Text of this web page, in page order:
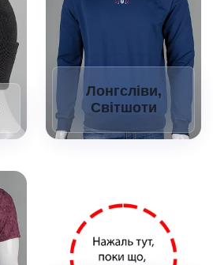
Лонгсліви,
Світшоти